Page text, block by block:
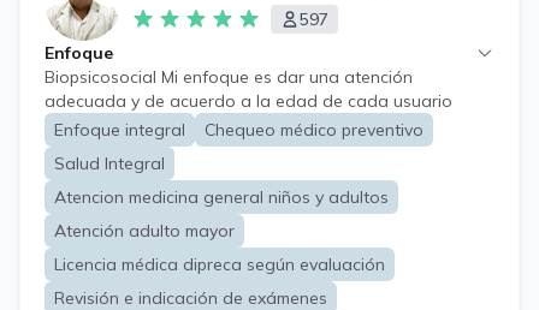
597
Enfoque
Biopsicosocial Mi enfoque es dar una atención
adecuada y de acuerdo a la edad de cada usuario
Enfoque integral
Chequeo médico preventivo
Salud Integral
Atencion medicina general niños y adultos
Atención adulto mayor
Licencia médica dipreca según evaluación
Revisión e indicación de exámenes